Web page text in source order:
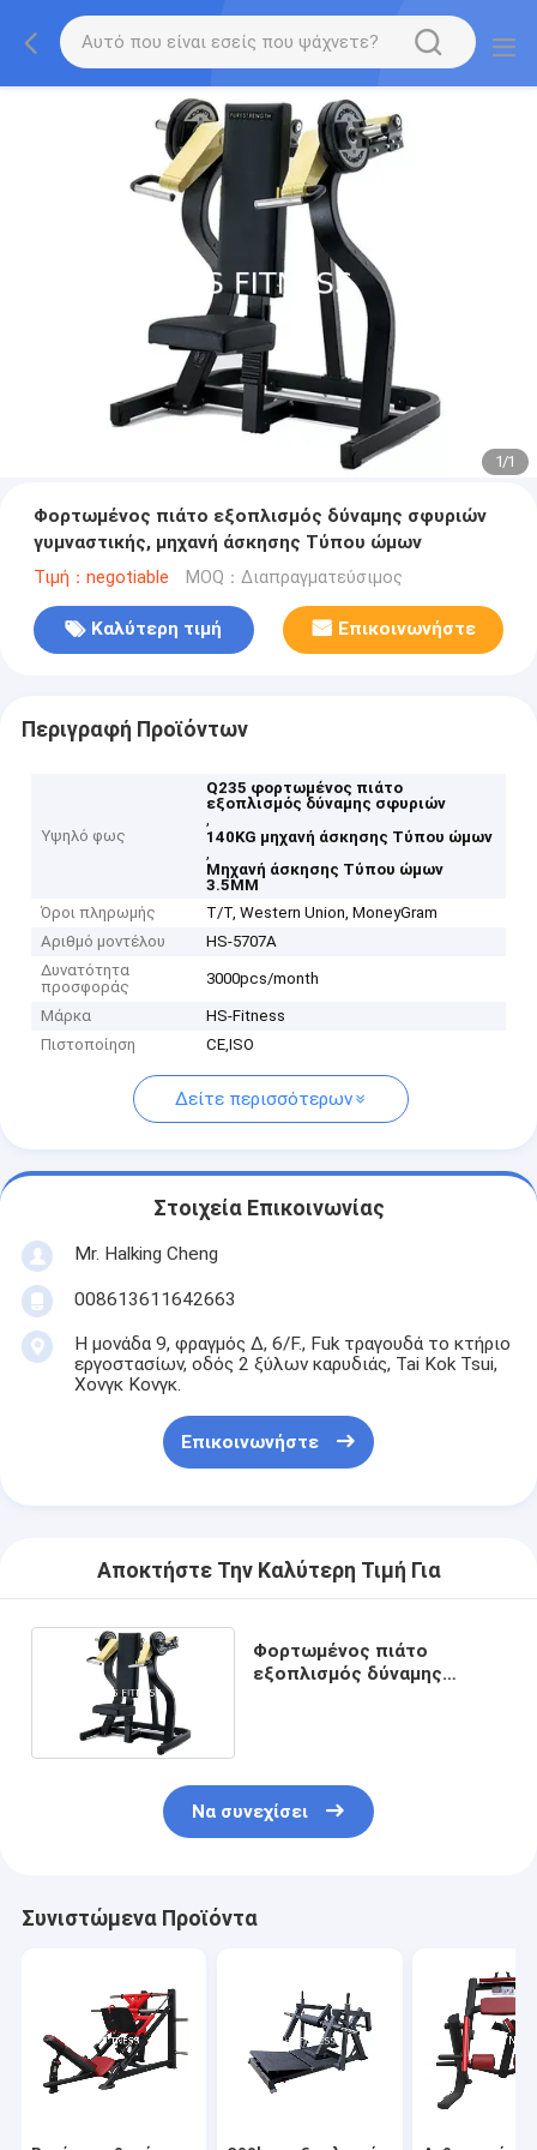
1/1
Φορτωμένος πιάτο εξοπλισμός δύναμης σφυριών
γυμναστικής, μηχανή άσκησης Τύπου ώμων
Τιμή：negotiable MOQ：Διαπραγματεύσιμος
Καλύτερη τιμή Επικοινωνήστε
Περιγραφή Προϊόντων
Υψηλό φως
Q235 φορτωμένος πιάτο
εξοπλισμός δύναμης σφυριών
,
140KG μηχανή άσκησης Τύπου ώμων
,
Μηχανή άσκησης Τύπου ώμων
3.5MM
Όροι πληρωμής
T/T, Western Union, MoneyGram
Αριθμό μοντέλου
HS-5707A
Δυνατότητα
προσφοράς
3000pcs/month
Μάρκα
HS-Fitness
Πιστοποίηση
CE,ISO
Δείτε περισσότερων
Στοιχεία Επικοινωνίας
Mr. Halking Cheng
008613611642663
Η μονάδα 9, φραγμός Δ, 6/F., Fuk τραγουδά το κτήριο
εργοστασίων, οδός 2 ξύλων καρυδιάς, Tai Kok Tsui,
Χονγκ Κονγκ.
Επικοινωνήστε
Αποκτήστε Την Καλύτερη Τιμή Για
Φορτωμένος πιάτο
εξοπλισμός δύναμης
Να συνεχίσει
Συνιστώμενα Προϊόντα